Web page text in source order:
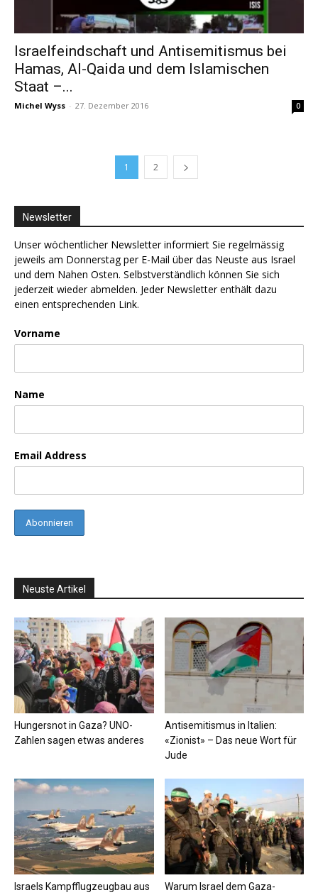
Israelfeindschaft und Antisemitismus bei
Hamas, Al-Qaida und dem Islamischen
Staat –...
Michel Wyss - 27. Dezember 2016 0
1 2
Newsletter
Unser wöchentlicher Newsletter informiert Sie regelmässig
jeweils am Donnerstag per E-Mail über das Neuste aus Israel
und dem Nahen Osten. Selbstverständlich können Sie sich
jederzeit wieder abmelden. Jeder Newsletter enthält dazu
einen entsprechenden Link.
Vorname
Name
Email Address
Neuste Artikel
Hungersnot in Gaza? UNO-
Zahlen sagen etwas anderes
Antisemitismus in Italien:
«Zionist» – Das neue Wort für
Jude
Israels Kampfflugzeugbau aus
Warum Israel dem Gaza-